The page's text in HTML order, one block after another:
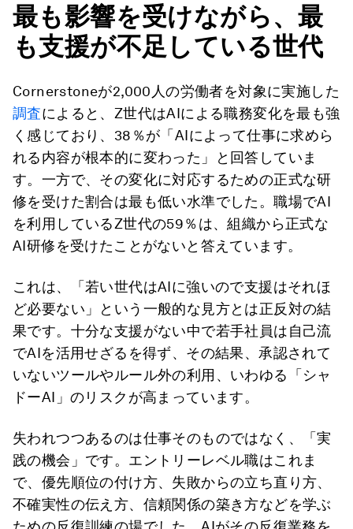
最も影響を受けながら、最
も支援が不足している世代
Cornerstoneが2,000人の労働者を対象に実施した
調査によると、Z世代はAIによる職務変化を最も強
く感じており、38％が「AIによって仕事に求めら
れる内容が根本的に変わった」と回答していま
す。一方で、その変化に対応するための正式な研
修を受けた割合は最も低い水準でした。職場でAI
を利用しているZ世代の59％は、組織から正式な
AI研修を受けたことがないと答えています。
これは、「若い世代はAIに強いので支援はそれほ
ど必要ない」という一般的な見方とは正反対の結
果です。十分な支援がない中で若手社員は自己流
でAIを活用せざるを得ず、その結果、承認されて
いないツールやルール外の利用、いわゆる「シャ
ドーAI」のリスクが高まっています。
失われつつあるのは仕事そのものではなく、「実
践の機会」です。エントリーレベル職はこれま
で、優先順位の付け方、失敗からの立ち直り方、
不確実性の伝え方、信頼関係の築き方などを学ぶ